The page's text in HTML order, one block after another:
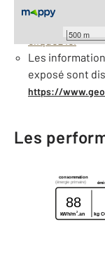
500 m
Barèmes
cliquez ici
Les
exposé sont
https://
Les
consommation
(énergie primaire)
88
kWh/m 2.an kg